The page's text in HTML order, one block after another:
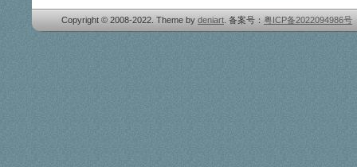
Copyright © 2008-2022. Theme by deniart . 备案号： 粤ICP备2022094986号